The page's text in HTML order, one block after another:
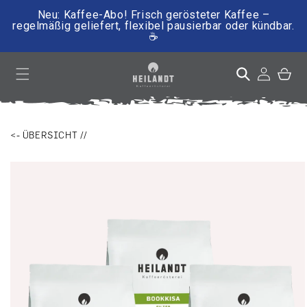
zum Inhalt Einloggen
Warenkorb
<- ÜBERSICHT //
Neu: Kaffee-Abo! Frisch gerösteter Kaffee –
regelmäßig geliefert, flexibel pausierbar oder kündbar.
☕